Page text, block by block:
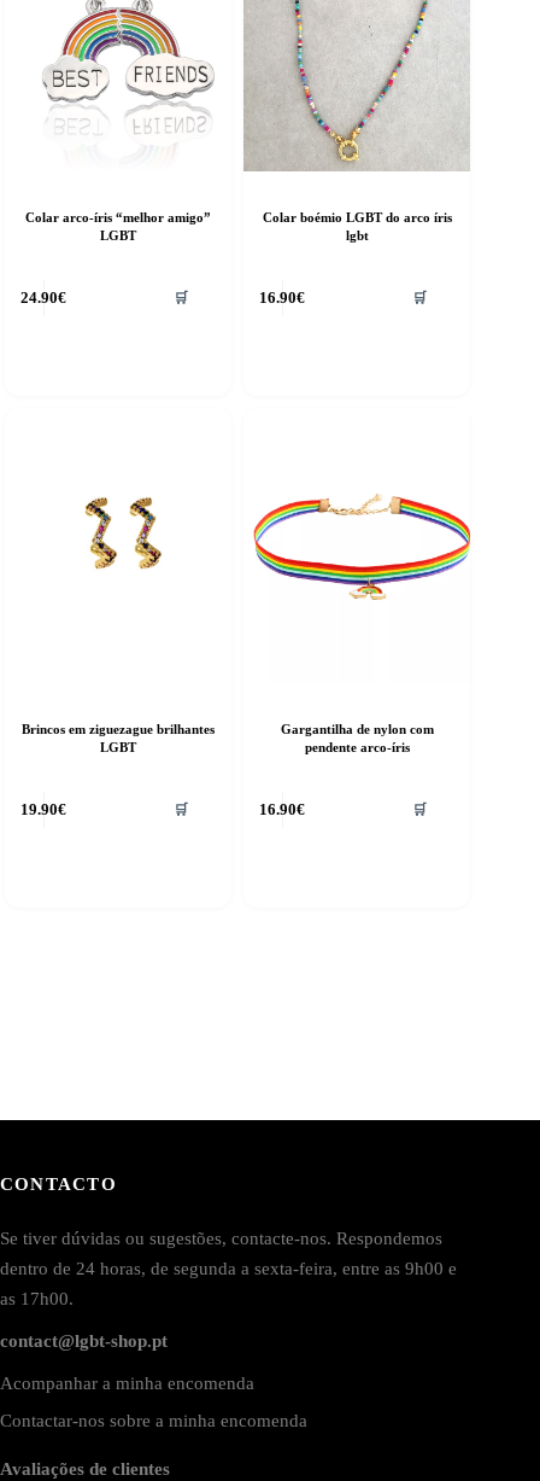
Colar arco-íris “melhor amigo”
LGBT
24.90€ 🛒
Colar boémio LGBT do arco íris
lgbt
16.90€ 🛒
Brincos em ziguezague brilhantes
LGBT
19.90€ 🛒
Gargantilha de nylon com
pendente arco-íris
16.90€ 🛒
CONTACTO
Se tiver dúvidas ou sugestões, contacte-nos. Respondemos
dentro de 24 horas, de segunda a sexta-feira, entre as 9h00 e
as 17h00.
contact@lgbt-shop.pt
Acompanhar a minha encomenda
Contactar-nos sobre a minha encomenda
Avaliações de clientes